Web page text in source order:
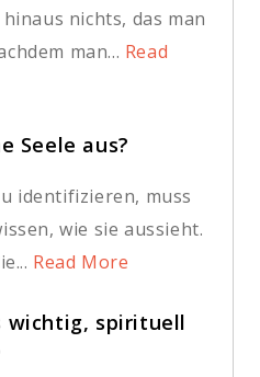
nichts, das man
man... Read
Seele aus?
identifizieren, muss
wie sie aussieht.
Read More
wichtig, spirituell